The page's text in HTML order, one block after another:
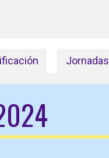
Jornadas